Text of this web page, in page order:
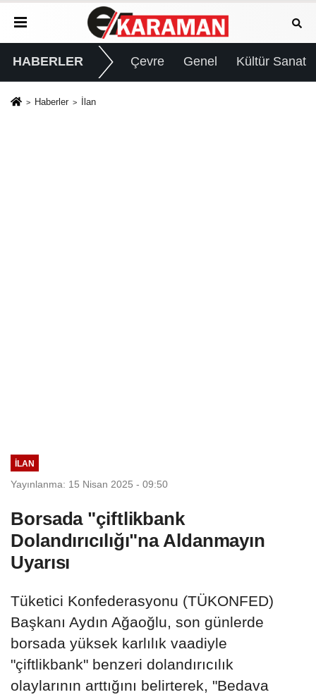
HABERLER Çevre Genel Kültür Sanat
Haberler İlan
İLAN
Yayınlanma: 15 Nisan 2025 - 09:50
Borsada "çiftlikbank
Dolandırıcılığı"na Aldanmayın
Uyarısı
Tüketici Konfederasyonu (TÜKONFED)
Başkanı Aydın Ağaoğlu, son günlerde
borsada yüksek karlılık vaadiyle
"çiftlikbank" benzeri dolandırıcılık
olaylarının arttığını belirterek, "Bedava